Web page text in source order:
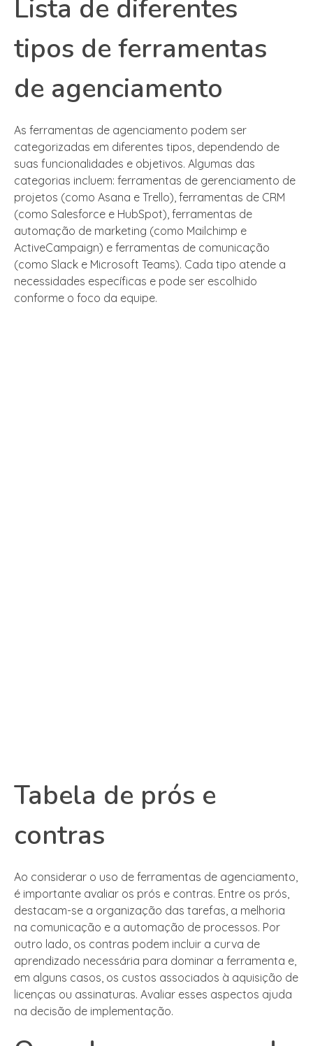
Lista de diferentes
tipos de ferramentas
de agenciamento
As ferramentas de agenciamento podem ser
categorizadas em diferentes tipos, dependendo de
suas funcionalidades e objetivos. Algumas das
categorias incluem: ferramentas de gerenciamento de
projetos (como Asana e Trello), ferramentas de CRM
(como Salesforce e HubSpot), ferramentas de
automação de marketing (como Mailchimp e
ActiveCampaign) e ferramentas de comunicação
(como Slack e Microsoft Teams). Cada tipo atende a
necessidades específicas e pode ser escolhido
conforme o foco da equipe.
Tabela de prós e
contras
Ao considerar o uso de ferramentas de agenciamento,
é importante avaliar os prós e contras. Entre os prós,
destacam-se a organização das tarefas, a melhoria
na comunicação e a automação de processos. Por
outro lado, os contras podem incluir a curva de
aprendizado necessária para dominar a ferramenta e,
em alguns casos, os custos associados à aquisição de
licenças ou assinaturas. Avaliar esses aspectos ajuda
na decisão de implementação.